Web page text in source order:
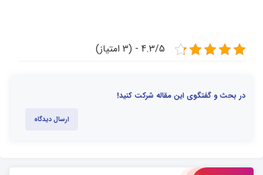
4.3/5 - (3 امتیاز)
در بحث و گفتگوی این مقاله شرکت کنید!
ارسال دیدگاه